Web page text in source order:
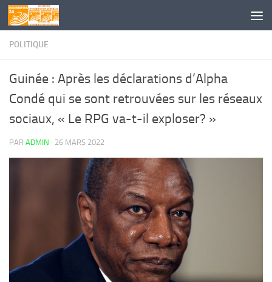
Skip to content
POLITIQUE
Guinée : Après les déclarations d’Alpha
Condé qui se sont retrouvées sur les réseaux
sociaux, « Le RPG va-t-il exploser? »
PAR ADMIN · 26 MARS 2022